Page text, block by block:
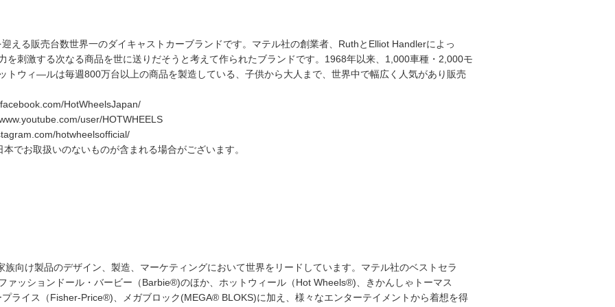
える販売台数世界一のダイキャストカーブランドです。マテル社の創業者、RuthとElliot Handlerによっ
を刺激する次なる商品を世に送りだそうと考えて作られたブランドです。1968年以来、1,000車種・2,000モ
トウィ―ルは毎週800万台以上の商品を製造している、子供から大人まで、世界中で幅広く人気があり販売
HotWheelsJapan/
user/HOTWHEELS
hotwheelsofficial/
でお取扱いのないものが含まれる場合がございます。
向け製品のデザイン、製造、マーケティングにおいて世界をリードしています。マテル社のベストセラ
ァッションドール・バービー（Barbie®)のほか、ホットウィール（Hot Wheels®)、きかんしゃトーマス
ライス（Fisher-Price®)、メガブロック(MEGA® BLOKS)に加え、様々なエンターテイメントから着想を得